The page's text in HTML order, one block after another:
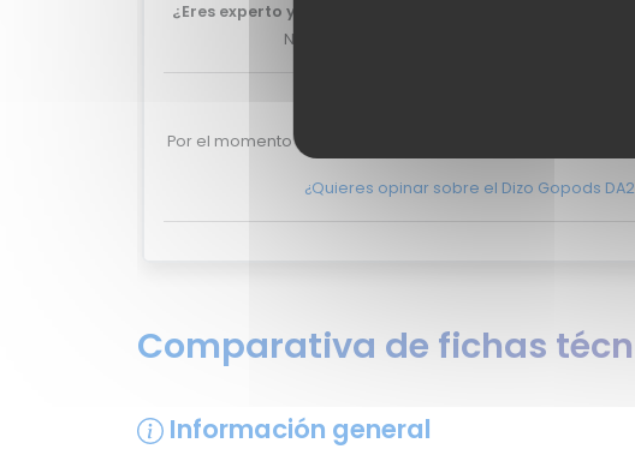
¿Eres experto y quieres que tu review del Dizo Gopods
No lo dudes más, y ponte en
Por el momento no existen valoraciones de usuarios para el
¿Quieres opinar sobre el Dizo Gopods
Comparativa de fichas
Información general